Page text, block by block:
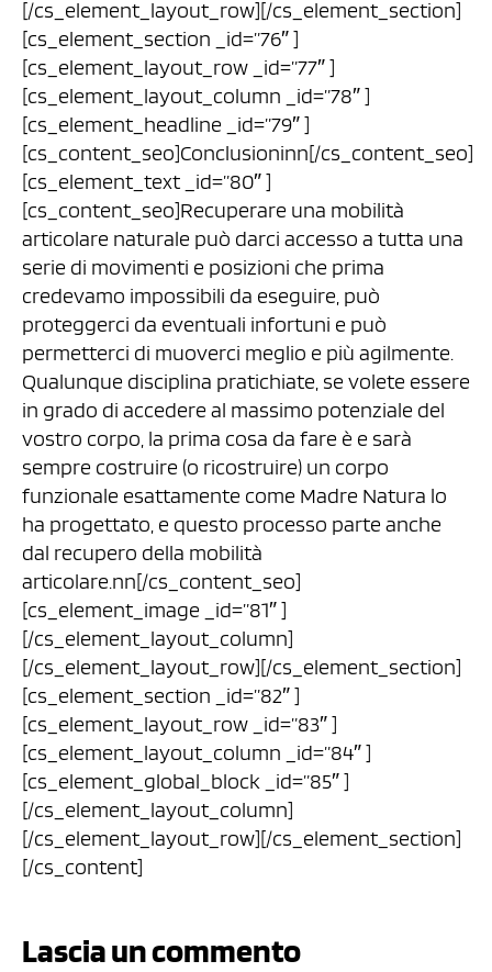
[/cs_element_layout_row][/cs_element_section]
[cs_element_section _id=”76″ ]
[cs_element_layout_row _id=”77″ ]
[cs_element_layout_column _id=”78″ ]
[cs_element_headline _id=”79″ ]
[cs_content_seo]Conclusioninn[/cs_content_seo]
[cs_element_text _id=”80″ ]
[cs_content_seo]Recuperare una mobilità
articolare naturale può darci accesso a tutta una
serie di movimenti e posizioni che prima
credevamo impossibili da eseguire, può
proteggerci da eventuali infortuni e può
permetterci di muoverci meglio e più agilmente.
Qualunque disciplina pratichiate, se volete essere
in grado di accedere al massimo potenziale del
vostro corpo, la prima cosa da fare è e sarà
sempre costruire (o ricostruire) un corpo
funzionale esattamente come Madre Natura lo
ha progettato, e questo processo parte anche
dal recupero della mobilità
articolare.nn[/cs_content_seo]
[cs_element_image _id=”81″ ]
[/cs_element_layout_column]
[/cs_element_layout_row][/cs_element_section]
[cs_element_section _id=”82″ ]
[cs_element_layout_row _id=”83″ ]
[cs_element_layout_column _id=”84″ ]
[cs_element_global_block _id=”85″ ]
[/cs_element_layout_column]
[/cs_element_layout_row][/cs_element_section]
[/cs_content]
Lascia un commento